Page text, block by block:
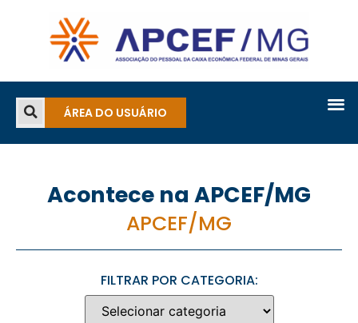
ÁREA DO USUÁRIO
Acontece na APCEF/MG
APCEF/MG
FILTRAR POR CATEGORIA: